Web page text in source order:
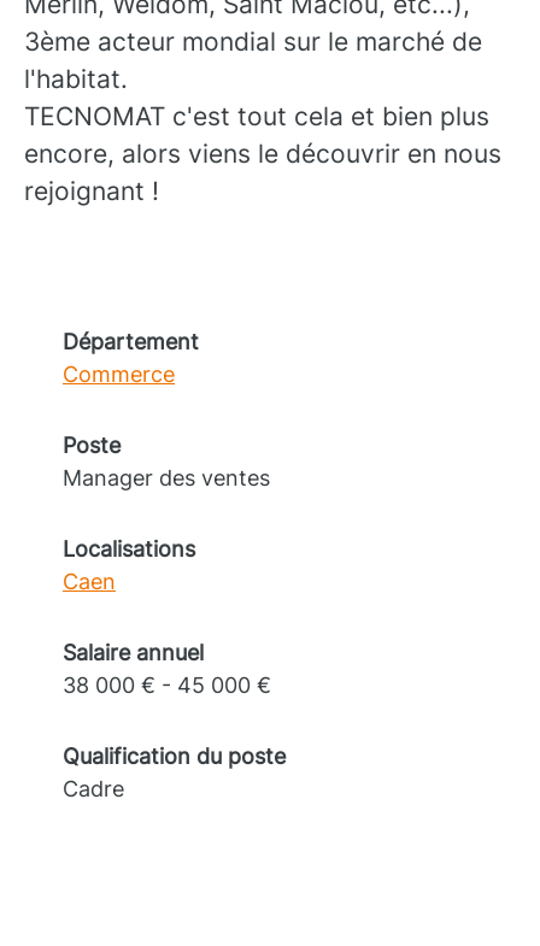
3ème acteur mondial sur le marché de
l'habitat.
TECNOMAT c'est tout cela et bien plus
encore, alors viens le découvrir en nous
rejoignant !
Département
Commerce
Poste
Manager des ventes
Localisations
Caen
Salaire annuel
38 000 € - 45 000 €
Qualification du poste
Cadre